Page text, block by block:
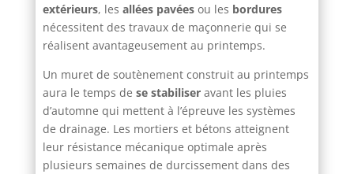
extérieurs, les allées pavéesou les bordures
nécessitent des travaux de maçonnerie qui se
réalisent avantageusement au printemps.
Un muret de soutènement construit au printemps
aura le temps de se stabiliseravant les pluies
d’automne qui mettent à l’épreuve les systèmes
de drainage. Les mortiers et bétons atteignent
leur résistance mécanique optimale après
plusieurs semaines de durcissement dans des